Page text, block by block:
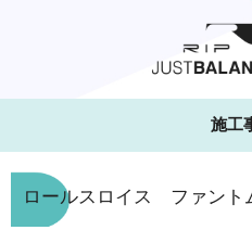
施工
ロールスロイス ファント